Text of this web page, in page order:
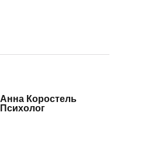
Анна Коростель
Психолог